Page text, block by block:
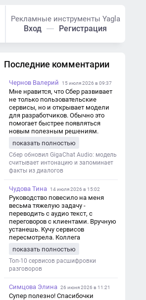
Рекламные инструменты Yagla
Вход Регистрация
Последние комментарии
Чернов Валерий 15 июля 2026 в 09:37
Мне нравится, что Сбер развивает
не только пользовательские
сервисы, но и открывает модели
для разработчиков. Обычно это
помогает быстрее появляться
новым полезным решениям.
показать полностью
Сбер обновил GigaChat Audio: модель
считывает интонацию и запоминает
факты из диалогов
Чудова Тина 14 июля 2026 в 15:02
Руководство повесило на меня
весьма тяжелую задачу -
переводить с аудио текст, с
переговоров с клиентами. Вручную
устанешь. Кучу сервисов
пересмотрела. Коллега
хорошо переводит. Мало
редактировать по итогу. Советую.
показать полностью
Топ-10 сервисов расшифровки
разговоров
Симцова Элина 26 июня 2026 в 11:21
Супер полезно! Спасибочки